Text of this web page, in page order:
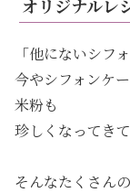
オリジナルレ
「他にないシフ
今やシフォンケ
米粉も
珍しくなってきて
そんなたくさん